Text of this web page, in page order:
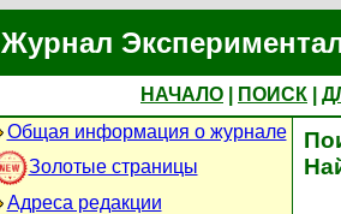
Журнал
НАЧАЛО ПОИСК
Общая информация о журнале
Золотые страницы
Адреса редакции